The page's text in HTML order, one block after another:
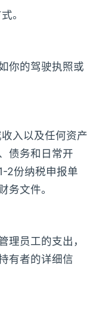
。
你的驾驶执照或
入以及任何资产
债务和日常开
2份纳税申报单
务文件。
理员工的支出，
有者的详细信